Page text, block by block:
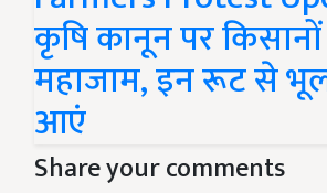
कृषि कानून पर
महाजाम, इन रूट से
आएं
Share your comments